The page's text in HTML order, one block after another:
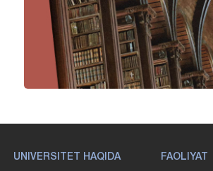
UNIVERSITET HAQIDA FAOLIYAT